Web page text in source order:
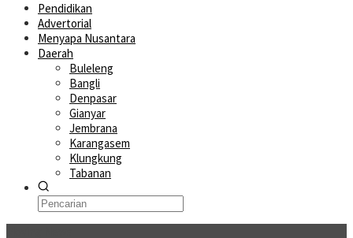
Pendidikan
Advertorial
Menyapa Nusantara
Daerah
Buleleng
Bangli
Denpasar
Gianyar
Jembrana
Karangasem
Klungkung
Tabanan